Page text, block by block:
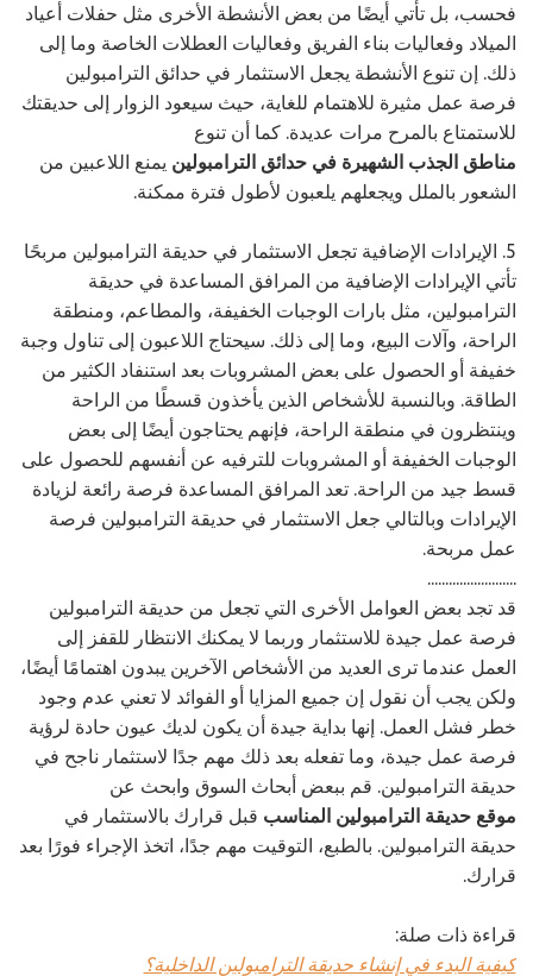
فحسب، بل تأتي أيضًا من بعض الأنشطة الأخرى مثل حفلات أعياد
الميلاد وفعاليات بناء الفريق وفعاليات العطلات الخاصة وما إلى
ذلك. إن تنوع الأنشطة يجعل الاستثمار في حدائق الترامبولين
فرصة عمل مثيرة للاهتمام للغاية، حيث سيعود الزوار إلى حديقتك
للاستمتاع بالمرح مرات عديدة. كما أن تنوع
مناطق الجذب الشهيرة في حدائق الترامبولين يمنع اللاعبين من
الشعور بالملل ويجعلهم يلعبون لأطول فترة ممكنة.
5. الإيرادات الإضافية تجعل الاستثمار في حديقة الترامبولين مربحًا
تأتي الإيرادات الإضافية من المرافق المساعدة في حديقة
الترامبولين، مثل بارات الوجبات الخفيفة، والمطاعم، ومنطقة
الراحة، وآلات البيع، وما إلى ذلك. سيحتاج اللاعبون إلى تناول وجبة
خفيفة أو الحصول على بعض المشروبات بعد استنفاد الكثير من
الطاقة. وبالنسبة للأشخاص الذين يأخذون قسطًا من الراحة
وينتظرون في منطقة الراحة، فإنهم يحتاجون أيضًا إلى بعض
الوجبات الخفيفة أو المشروبات للترفيه عن أنفسهم للحصول على
قسط جيد من الراحة. تعد المرافق المساعدة فرصة رائعة لزيادة
الإيرادات وبالتالي جعل الاستثمار في حديقة الترامبولين فرصة
عمل مربحة.
.........................
قد تجد بعض العوامل الأخرى التي تجعل من حديقة الترامبولين
فرصة عمل جيدة للاستثمار وربما لا يمكنك الانتظار للقفز إلى
العمل عندما ترى العديد من الأشخاص الآخرين يبدون اهتمامًا أيضًا،
ولكن يجب أن نقول إن جميع المزايا أو الفوائد لا تعني عدم وجود
خطر فشل العمل. إنها بداية جيدة أن يكون لديك عيون حادة لرؤية
فرصة عمل جيدة، وما تفعله بعد ذلك مهم جدًا لاستثمار ناجح في
حديقة الترامبولين. قم ببعض أبحاث السوق وابحث عن
موقع حديقة الترامبولين المناسب قبل قرارك بالاستثمار في
حديقة الترامبولين. بالطبع، التوقيت مهم جدًا، اتخذ الإجراء فورًا بعد
قرارك.
قراءة ذات صلة:
كيفية البدء في إنشاء حديقة الترامبولين الداخلية؟